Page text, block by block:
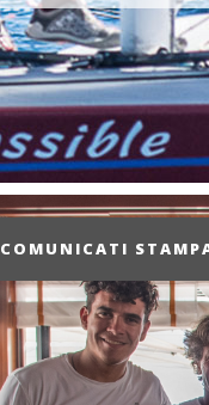
COMUNICATI